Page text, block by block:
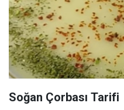
Soğan Çorbası Tarifi